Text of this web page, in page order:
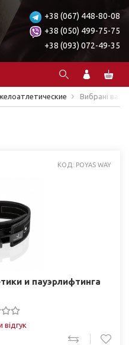
+38 (067) 448-80-08
+38 (050) 499-75-75
+38 (093) 072-49-35
Вибрані
КОД: POYAS WAY
и пауэрлифтинга